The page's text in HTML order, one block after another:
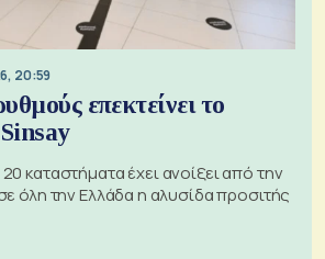
20:59
επεκτείνει το
καταστήματα έχει ανοίξει από την
όλη την Ελλάδα η αλυσίδα προσιτής